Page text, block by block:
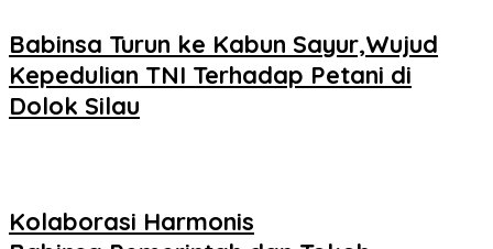
Babinsa Turun ke Kabun Sayur,Wujud
Kepedulian TNI Terhadap Petani di
Dolok Silau
Kolaborasi Harmonis